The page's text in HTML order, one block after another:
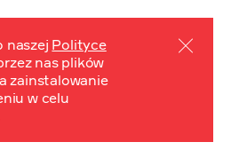
Kontakt
naszej Polityce
nas plików
zainstalowanie
w celu